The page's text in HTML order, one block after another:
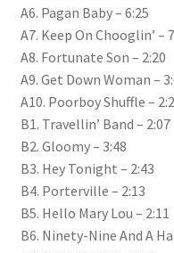
A6. Pagan Baby – 6:25
A7. Keep On Chooglin’ –
A8. Fortunate Son – 2:20
A9. Get Down Woman –
A10. Poorboy Shuffle –
B1. Travellin’ Band – 2:07
B2. Gloomy – 3:48
B3. Hey Tonight – 2:43
B4. Porterville – 2:13
B5. Hello Mary Lou – 2:11
B6. Ninety-Nine And A